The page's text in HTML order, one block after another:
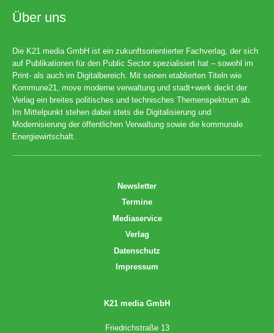
Über uns
Die K21 media GmbH ist ein zukunftsorientierter Fachverlag, der sich
auf Publikationen für den Public Sector spezialisiert hat – sowohl im
Print- als auch im Digitalbereich. Mit seinen etablierten Titeln wie
Kommune21, move moderne verwaltung und stadt+werk deckt der
Verlag ein breites politisches und technisches Themenspektrum ab.
Im Mittelpunkt stehen dabei stets die Digitalisierung und
Modernisierung der öffentlichen Verwaltung sowie die kommunale
Energiewirtschaft.
Newsletter
Termine
Mediaservice
Verlag
Datenschutz
Impressum
K21 media GmbH
Friedrichstraße 13